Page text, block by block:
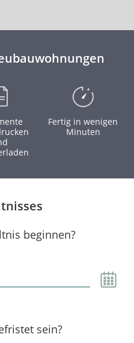
Fertig in wenigen
Minuten
beginnen?
sein?